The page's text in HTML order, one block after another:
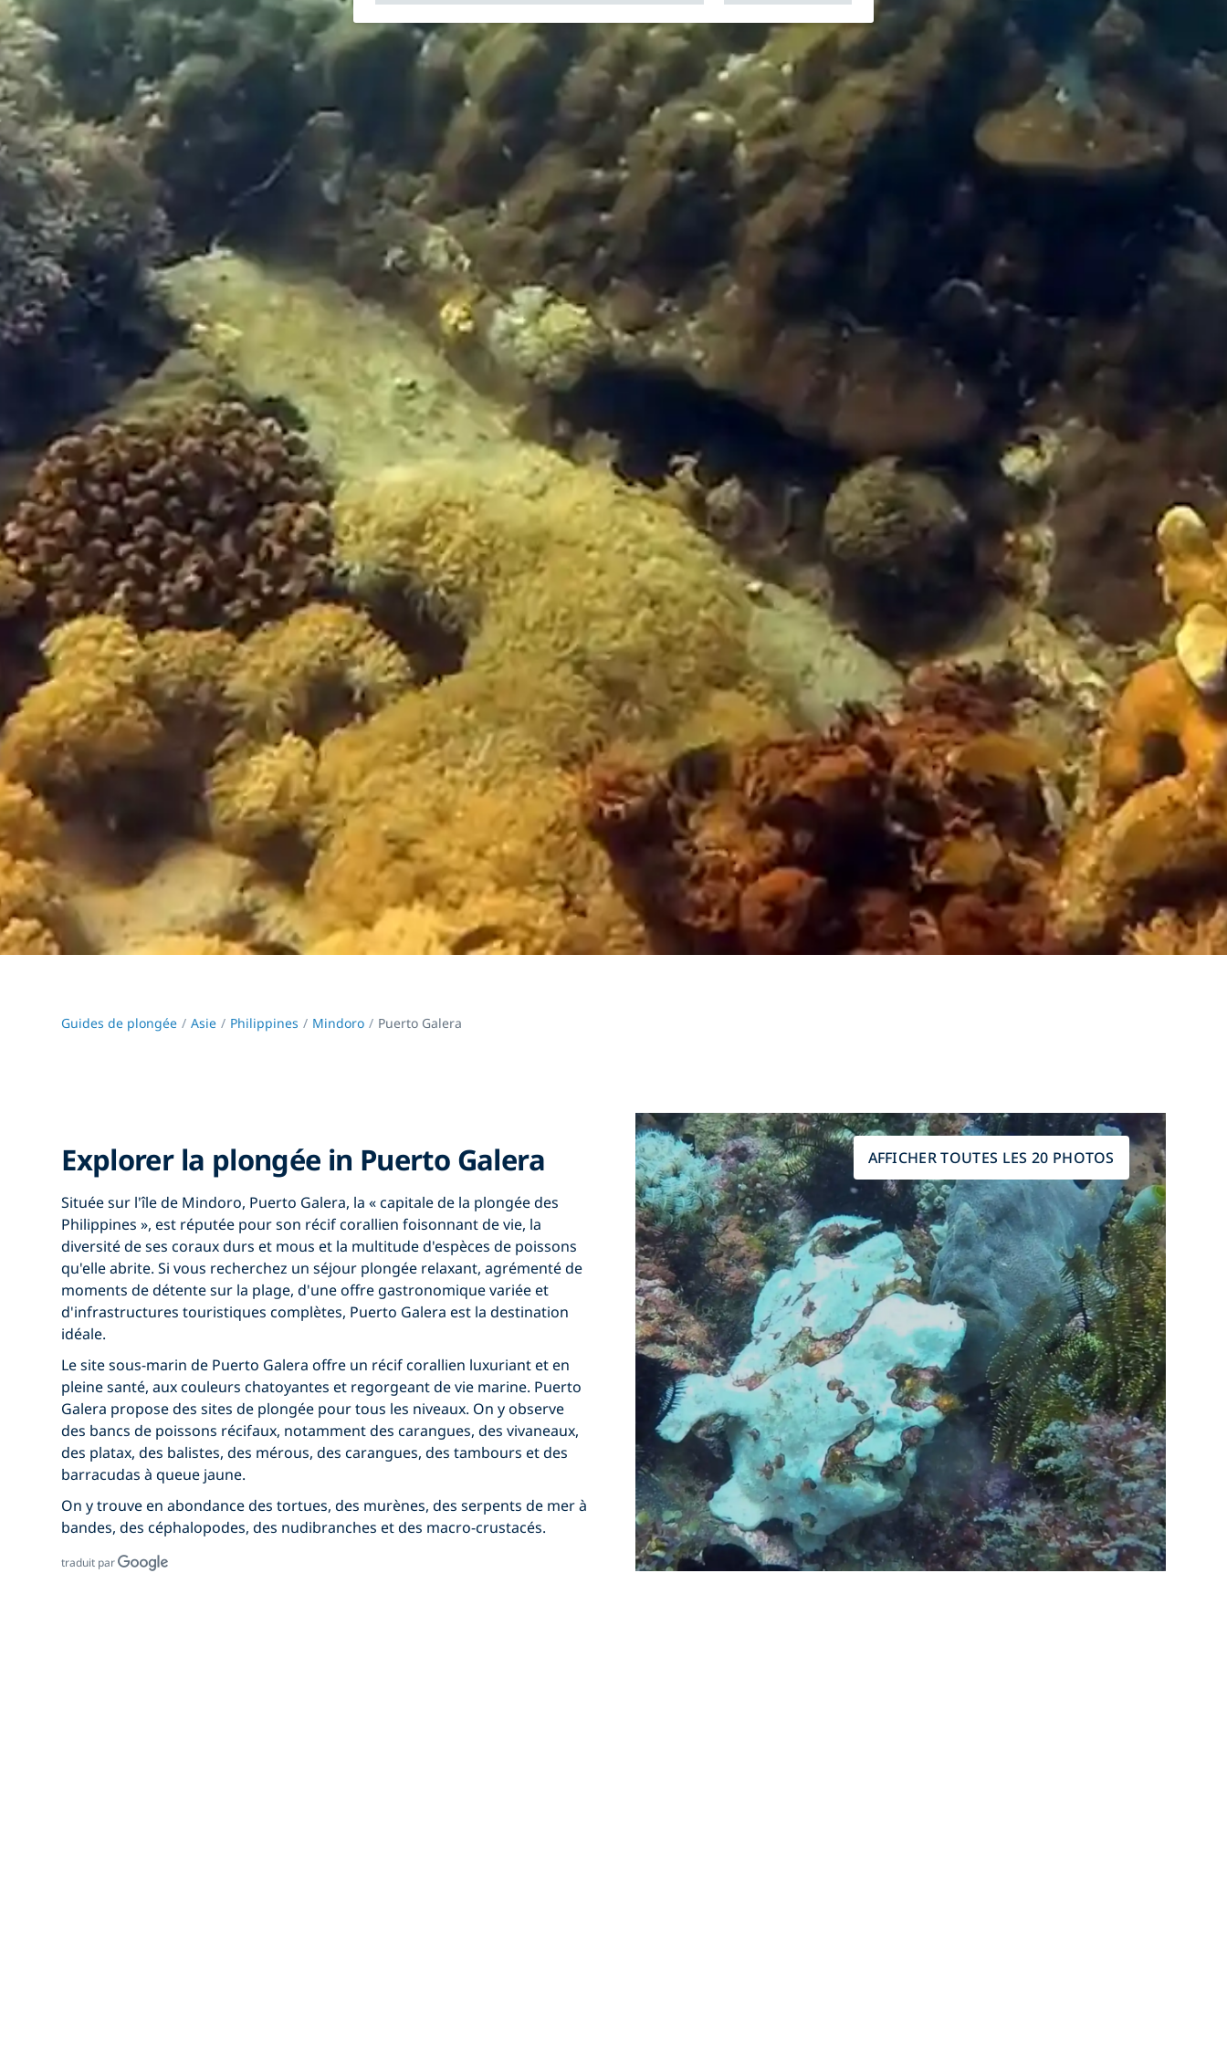
Guides de plongée Asie Philippines Mindoro Puerto Galera
Explorer la plongée in Puerto Galera
Située sur l'île de Mindoro, Puerto Galera, la « capitale de la plongée des
Philippines », est réputée pour son récif corallien foisonnant de vie, la
diversité de ses coraux durs et mous et la multitude d'espèces de poissons
qu'elle abrite. Si vous recherchez un séjour plongée relaxant, agrémenté de
moments de détente sur la plage, d'une offre gastronomique variée et
d'infrastructures touristiques complètes, Puerto Galera est la destination
idéale.
Le site sous-marin de Puerto Galera offre un récif corallien luxuriant et en
pleine santé, aux couleurs chatoyantes et regorgeant de vie marine. Puerto
Galera propose des sites de plongée pour tous les niveaux. On y observe
des bancs de poissons récifaux, notamment des carangues, des vivaneaux,
des platax, des balistes, des mérous, des carangues, des tambours et des
barracudas à queue jaune.
On y trouve en abondance des tortues, des murènes, des serpents de mer à
bandes, des céphalopodes, des nudibranches et des macro-crustacés.
traduit par
AFFICHER TOUTES LES 20 PHOTOS